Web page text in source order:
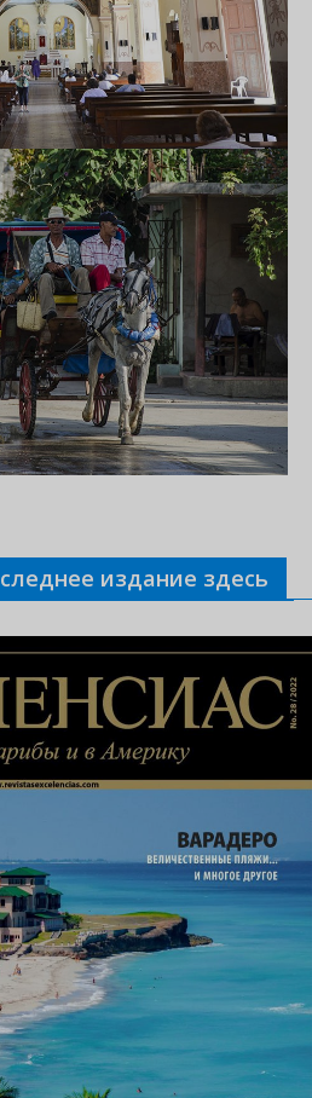
издание здесь